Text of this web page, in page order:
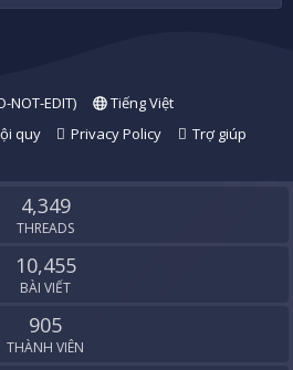
NOT-EDIT)
Tiếng Việt
quy Privacy Policy
Trợ giúp
4,349
THREADS
10,455
BÀI VIẾT
905
THÀNH VIÊN